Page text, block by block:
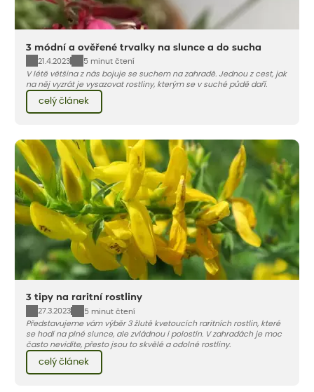
3 módní a ověřené trvalky na slunce a do sucha
21.4.2023
5 minut čtení
V létě většina z nás bojuje se suchem na zahradě. Jednou z cest, jak
na něj vyzrát je vysazovat rostliny, kterým se v suché půdě daří.
celý článek
3 tipy na raritní rostliny
27.3.2023
5 minut čtení
Představujeme vám výběr 3 žlutě kvetoucích raritních rostlin, které
se hodí na plné slunce, ale zvládnou i polostín. V zahradách je moc
často nevidíte, přesto jsou to skvělé a odolné rostliny.
celý článek